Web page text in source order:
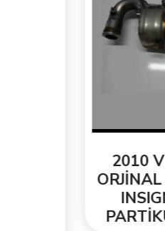
2010 VE
ORJİNAL